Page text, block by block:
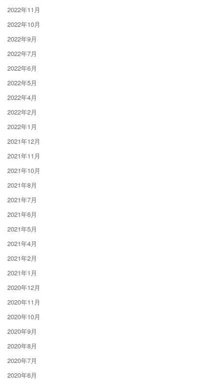
2022年11月
2022年10月
2022年9月
2022年7月
2022年6月
2022年5月
2022年4月
2022年2月
2022年1月
2021年12月
2021年11月
2021年10月
2021年8月
2021年7月
2021年6月
2021年5月
2021年4月
2021年2月
2021年1月
2020年12月
2020年11月
2020年10月
2020年9月
2020年8月
2020年7月
2020年6月